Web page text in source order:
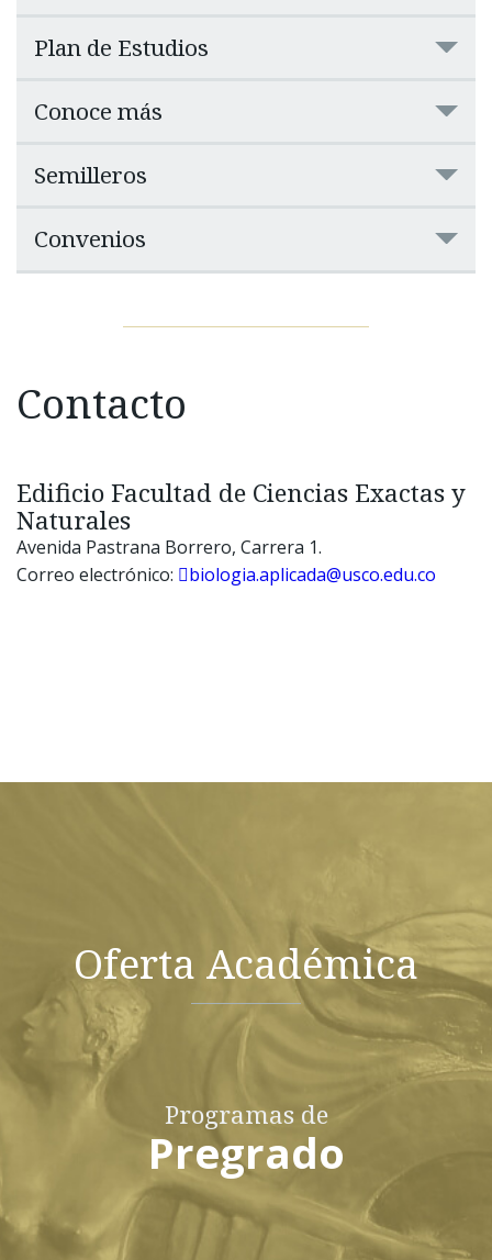
Plan de Estudios
Conoce más
Semilleros
Convenios
Contacto
Edificio Facultad de Ciencias Exactas y
Naturales
Avenida Pastrana Borrero, Carrera 1.
Correo electrónico:
biologia.aplicada@usco.edu.co
Oferta Académica
Programas de
Pregrado